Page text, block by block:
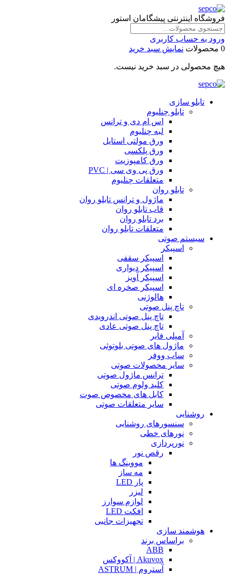
فروشگاه اینترنتی پیشگامان استور
ورود به حساب کاربری
0 محصولات
نمایش سبد خرید
هیچ محصولی در سبد خرید نیست.
تابلو سازی
تابلو چنلیوم
اس ام دی و ترانس
لبه چنلیوم
ورق مولتی استایل
ورق پلکسی
ورق کامپوزیت
ورق پی وی سی | PVC
متعلقات چنلیوم
تابلو روان
ماژول و ترانس تابلو روان
قاب تابلو روان
برد تابلو روان
متعلقات تابلو روان
سیستم صوتی
اسپیکر
اسپیکر سقفی
اسپیکر دیواری
اسپیکر آویز
اسپیکر صخره ای
هالوژنی
تاچ پنل صوتی
تاچ پنل صوتی اندرویدی
تاچ پنل صوتی عادی
آمپلی فایر
ماژول های صوتی بلوتوثی
ساب ووفر
سایر محصولات صوتی
ترانس ماژول صوتی
کلید ولوم صوتی
کابل های مخصوص صوت
سایر متعلقات صوتی
روشنایی
سنسورهای روشنایی
نورهای خطی
نورپردازی
رقص نور
مووینگ ها
مه ساز
پار LED
لیزر
لوازم سوارز
افکت LED
تجهیزات جانبی
هوشمند سازی
براساس برند
ABB
Akuvox | آکووکس
آستروم | ASTRUM